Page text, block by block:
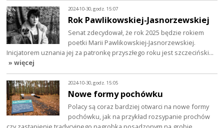
2024-10-30, godz. 15:07
Rok Pawlikowskiej-Jasnorzewskiej
Senat zdecydował, że rok 2025 będzie rokiem
poetki Marii Pawlikowskiej-Jasnorzewskiej.
Inicjatorem uznania jej za patronkę przyszłego roku jest szczeciński…
» więcej
2024-10-30, godz. 15:05
Nowe formy pochówku
Polacy są coraz bardziej otwarci na nowe formy
pochówku, jak na przykład rozsypanie prochów